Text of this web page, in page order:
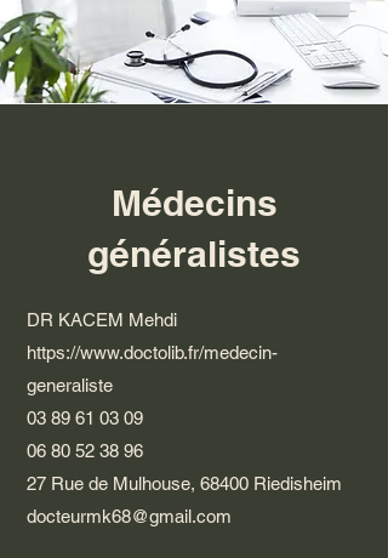
Médecins
généralistes
DR KACEM Mehdi
https://www.doctolib.fr/medecin-
generaliste
03 89 61 03 09
06 80 52 38 96
27 Rue de Mulhouse, 68400 Riedisheim
docteurmk68@gmail.com